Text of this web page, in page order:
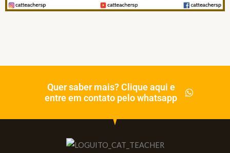
Quer saber mais? Clique aqui e
entre em contato pelo whatsapp